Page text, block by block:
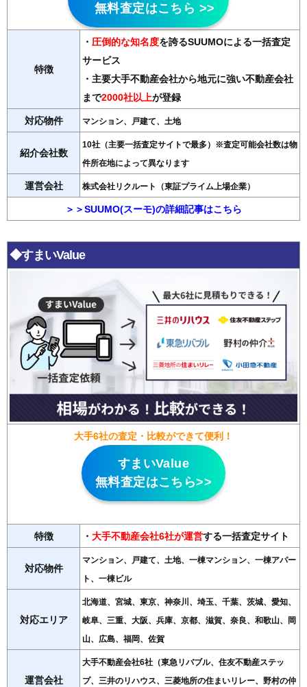
無料査定はこちら >>
特徴
・ 圧倒的な知名度を誇るSUUMOによる一括査定
サービス
・主要大手不動産会社から地元に強い不動産会社
まで2000社以上が登録
対応物件 マンション、戸建て、土地
紹介会社数
10社（主要一括査定サイトで最多）※査定可能会社数は物
件所在地によって異なります
運営会社 株式会社リクルート（東証プライム上場企業）
＞＞SUUMO(スーモ)の詳細記事はこちら
◆すまいValue
大手6社の査定・比較ができて便利！
すまいValue
無料査定はこちら>>
特徴 ・ 大手不動産会社6社が運営する一括査定サイト
対応物件
マンション、戸建て、土地、一棟マンション、一棟アパー
ト、一棟ビル
対応エリア
北海道、宮城、東京、神奈川、埼玉、千葉、茨城、愛知、
岐阜、三重、大阪、兵庫、京都、滋賀、奈良、和歌山、岡
山、広島、福岡、佐賀
運営会社
大手不動産会社6社（東急リバブル、住友不動産ステッ
プ、三井のリハウス、三菱地所の住まいリレー、野村の仲